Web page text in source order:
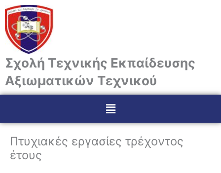
Μετάβαση
στο
περιεχόμενο
Σχολή Τεχνικής Εκπαίδευσης
Αξιωματικών Τεχνικού
Menu
Πτυχιακές εργασίες τρέχοντος
έτους